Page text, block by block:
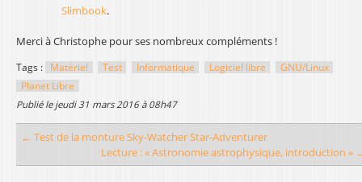
Slimbook.
Merci à Christophe pour ses nombreux compléments !
Tags : Matériel Test Informatique Logiciel libre
GNU/Linux
Planet Libre
publié le jeudi 31 mars 2016 à 08h47
← Test de la monture Sky-Watcher Star-Adventurer
Lecture : « Astronomie astrophysique, introduction »